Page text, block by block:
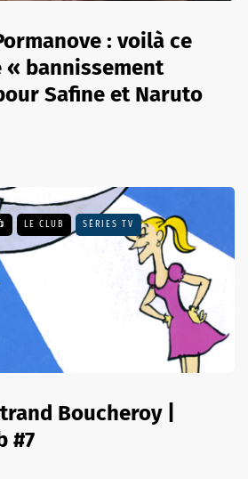
: voilà ce
bannissement
Safine et Naruto
LE CLUB SÉRIES TV
Boucheroy |
#7